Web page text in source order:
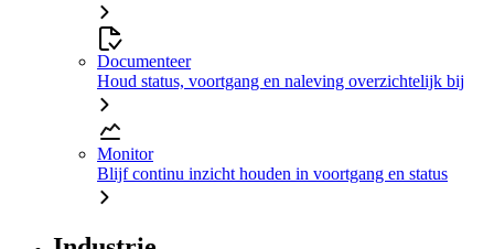
Documenteer
Houd status, voortgang en naleving overzichtelijk bij
Monitor
Blijf continu inzicht houden in voortgang en status